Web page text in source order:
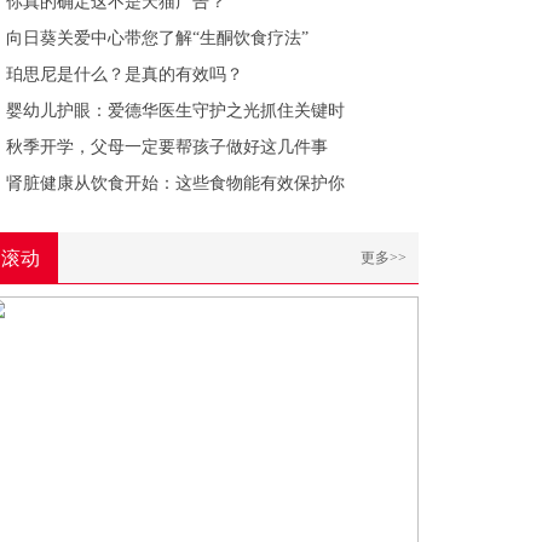
向日葵关爱中心带您了解“生酮饮食疗法”
珀思尼是什么？是真的有效吗？
婴幼儿护眼：爱德华医生守护之光抓住关键时
秋季开学，父母一定要帮孩子做好这几件事
肾脏健康从饮食开始：这些食物能有效保护你
滚动 更多>>